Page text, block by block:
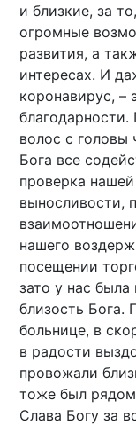
и близкие, за
огромные
развития, а
интересах. И
коронавирус, –
волос с головы
Бога все
проверка
выносливости,
нашего
посещении
зато у нас
близость Бога.
больнице, в
в радости
провожали
тоже был
Слава Богу за